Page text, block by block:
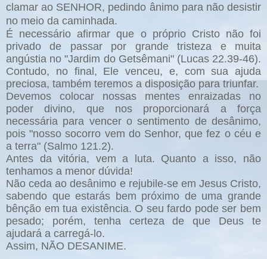
clamar ao SENHOR, pedindo ânimo para não desistir
no meio da caminhada.
É necessário afirmar que o próprio Cristo não foi
privado de passar por grande tristeza e muita
angústia no "Jardim do Getsêmani" (Lucas 22.39-46).
Contudo, no final, Ele venceu, e, com sua ajuda
preciosa, também teremos a disposição para triunfar.
Devemos colocar nossas mentes enraizadas no
poder divino, que nos proporcionará a força
necessária para vencer o sentimento de desânimo,
pois "nosso socorro vem do Senhor, que fez o céu e
a terra" (Salmo 121.2).
Antes da vitória, vem a luta. Quanto a isso, não
tenhamos a menor dúvida!
Não ceda ao desânimo e rejubile-se em Jesus Cristo,
sabendo que estarás bem próximo de uma grande
bênção em tua existência. O seu fardo pode ser bem
pesado; porém, tenha certeza de que Deus te
ajudará a carregá-lo.
Assim, NÃO DESANIME.